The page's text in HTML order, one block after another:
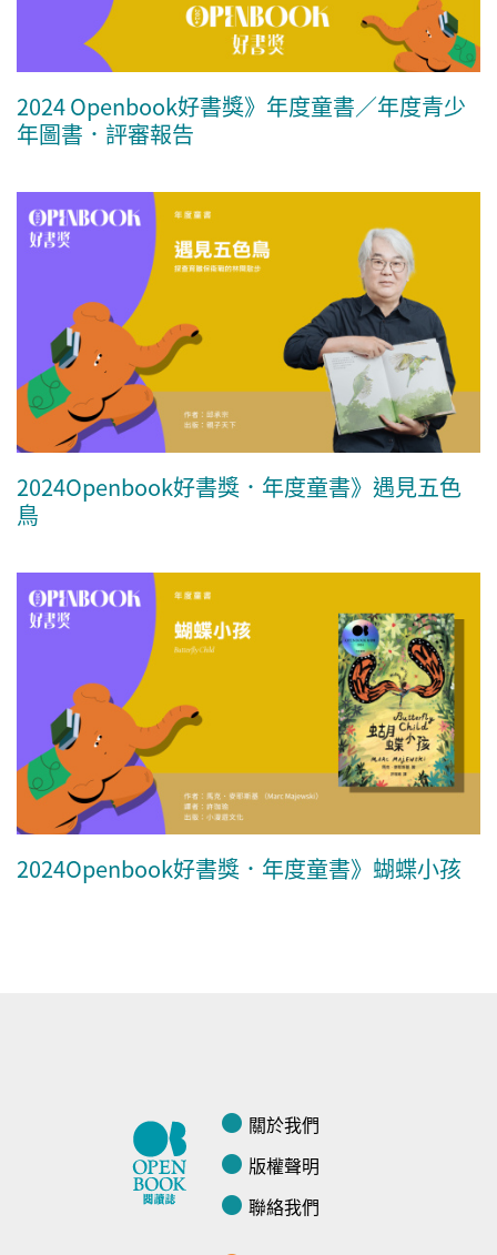
2024 Openbook好書獎》年度童書／年度青少
年圖書．評審報告
2024Openbook好書獎．年度童書》遇見五色
鳥
2024Openbook好書獎．年度童書》蝴蝶小孩
關於我們
版權聲明
聯絡我們